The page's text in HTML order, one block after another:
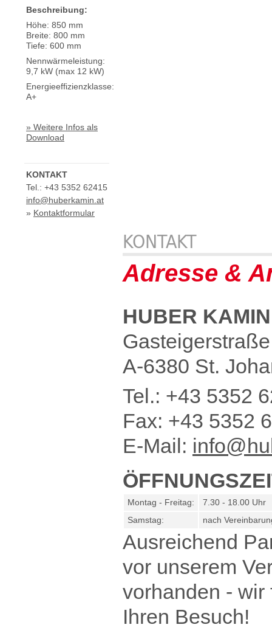
Beschreibung:
Höhe: 850 mm
Breite: 800 mm
Tiefe: 600 mm
Nennwärmeleistung:
9,7 kW (max 12 kW)
Energieeffizienzklasse:
A+
» Weitere Infos als
Download
KONTAKT
Tel.: +43 5352 62415
info@huberkamin.at
» Kontaktformular
KONTAKT
Adresse &
HUBER
A-6380 St.
Tel.: +43 5352
Fax: +43 5352
E-Mail:
Montag - Freitag:
7.30 - 18.00 Uhr
Samstag:
nach
Ausreichend
vor unserem
vorhanden - wir
Ihren Besuch!